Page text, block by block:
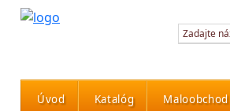
Úvod Katalóg Maloobchod